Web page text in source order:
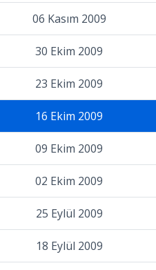
06 Kasım 2009
30 Ekim 2009
23 Ekim 2009
16 Ekim 2009
09 Ekim 2009
02 Ekim 2009
25 Eylül 2009
18 Eylül 2009